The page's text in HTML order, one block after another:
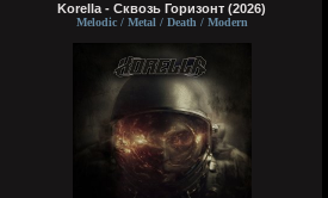
Korella - Сквозь Горизонт (2026)
Melodic / Metal / Death / Modern